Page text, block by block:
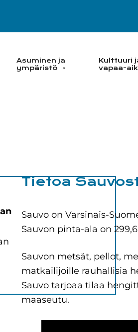
Asuminen ja
ympäristö
Kulttuuri
vapaa-
Tietoa
Sauvo on Varsinais-
Sauvon pinta-ala on
Sauvon metsät, pellot,
matkailijoille rauhallisia
Sauvo tarjoaa tilaa
maaseutu.